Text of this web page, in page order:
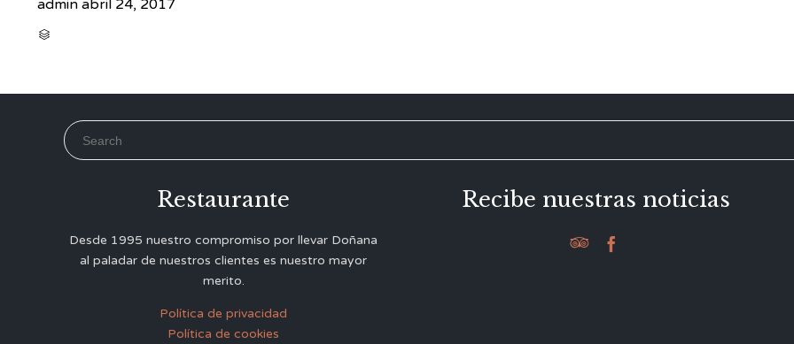
admin abril 24, 2017

Search for:
Restaurante
Desde 1995 nuestro compromiso por llevar Doñana
al paladar de nuestros clientes es nuestro mayor
merito.
Política de privacidad
Política de cookies
Recibe nuestras noticias
 